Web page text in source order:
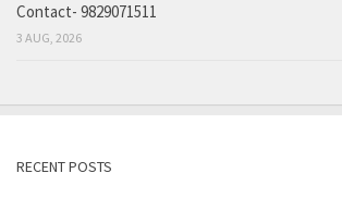
Contact- 9829071511
3 AUG, 2026
RECENT POSTS